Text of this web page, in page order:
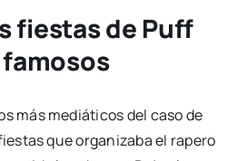
fiestas de Puff
más mediáticos del caso de
que organizaba el rapero